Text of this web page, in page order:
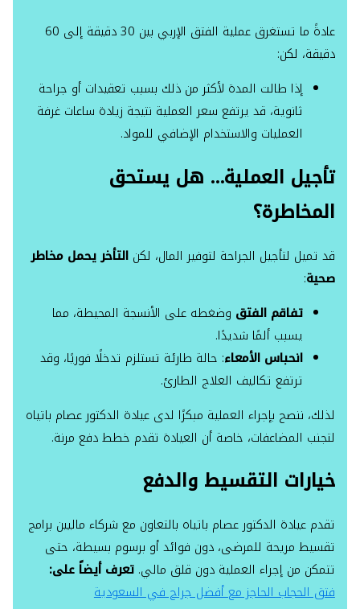
عادةً ما تستغرق عملية الفتق الإربي بين 30 دقيقة إلى 60
دقيقة، لكن:
إذا طالت المدة لأكثر من ذلك بسبب تعقيدات أو جراحة
ثانوية، قد يرتفع سعر العملية نتيجة زيادة ساعات غرفة
العمليات والاستخدام الإضافي للمواد.
تأجيل العملية… هل يستحق
المخاطرة؟
قد تميل لتأجيل الجراحة لتوفير المال، لكنالتأخر يحمل مخاطر
صحية:
تفاقم الفتق وضغطه على الأنسجة المحيطة، مما
يسبب ألمًا شديدًا.
انحباس الأمعاء: حالة طارئة تستلزم تدخلًا فوريًا، وقد
ترتفع تكاليف العلاج الطارئ.
لذلك، ننصح بإجراء العملية مبكرًا لدى عيادة الدكتور عصام باتياه
لتجنب المضاعفات، خاصة أن العيادة تقدم خطط دفع مرنة.
خيارات التقسيط والدفع
تقدم عيادة الدكتور عصام باتياه بالتعاون مع شركاء ماليين برامج
تقسيط مريحة للمرضى، دون فوائد أو برسوم بسيطة، حتى
تتمكن من إجراء العملية دون قلق مالي.تعرف أيضاً على:
فتق الحجاب الحاجز مع أفضل جراح في السعودية